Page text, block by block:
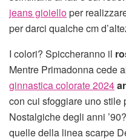
jeans gioielloper
per darci qualche cm
I colori? Spiccheranno il
Mentre Primadonna cede
ginnastica colorate 2024
con cui sfoggiare uno stile
Nostalgiche degli anni
quelle della linea scarpe